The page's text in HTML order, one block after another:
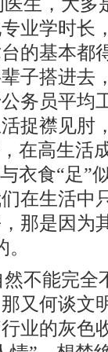
业学时长
的基本都
子搭进去
务员平均
捉襟见肘
在高生活
衣食“足”
在生活中
那是因为
不能完全
又何谈文
业的灰色